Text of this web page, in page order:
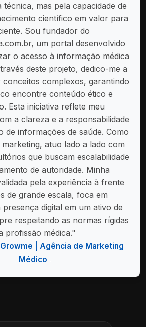
técnica, mas pela capacidade de
científico em valor para
Sou fundador do
um portal desenvolvido
o acesso à informação médica
deste projeto, dedico-me a
complexos, garantindo
encontre conteúdo ético e
Esta iniciativa reflete meu
a clareza e a responsabilidade
de informações de saúde. Como
marketing, atuo lado a lado com
que buscam escalabilidade
de autoridade. Minha
pela experiência à frente
de grande escala, foca em
digital em um ativo de
respeitando as normas rígidas
profissão médica."
Growme | Agência de Marketing
Médico